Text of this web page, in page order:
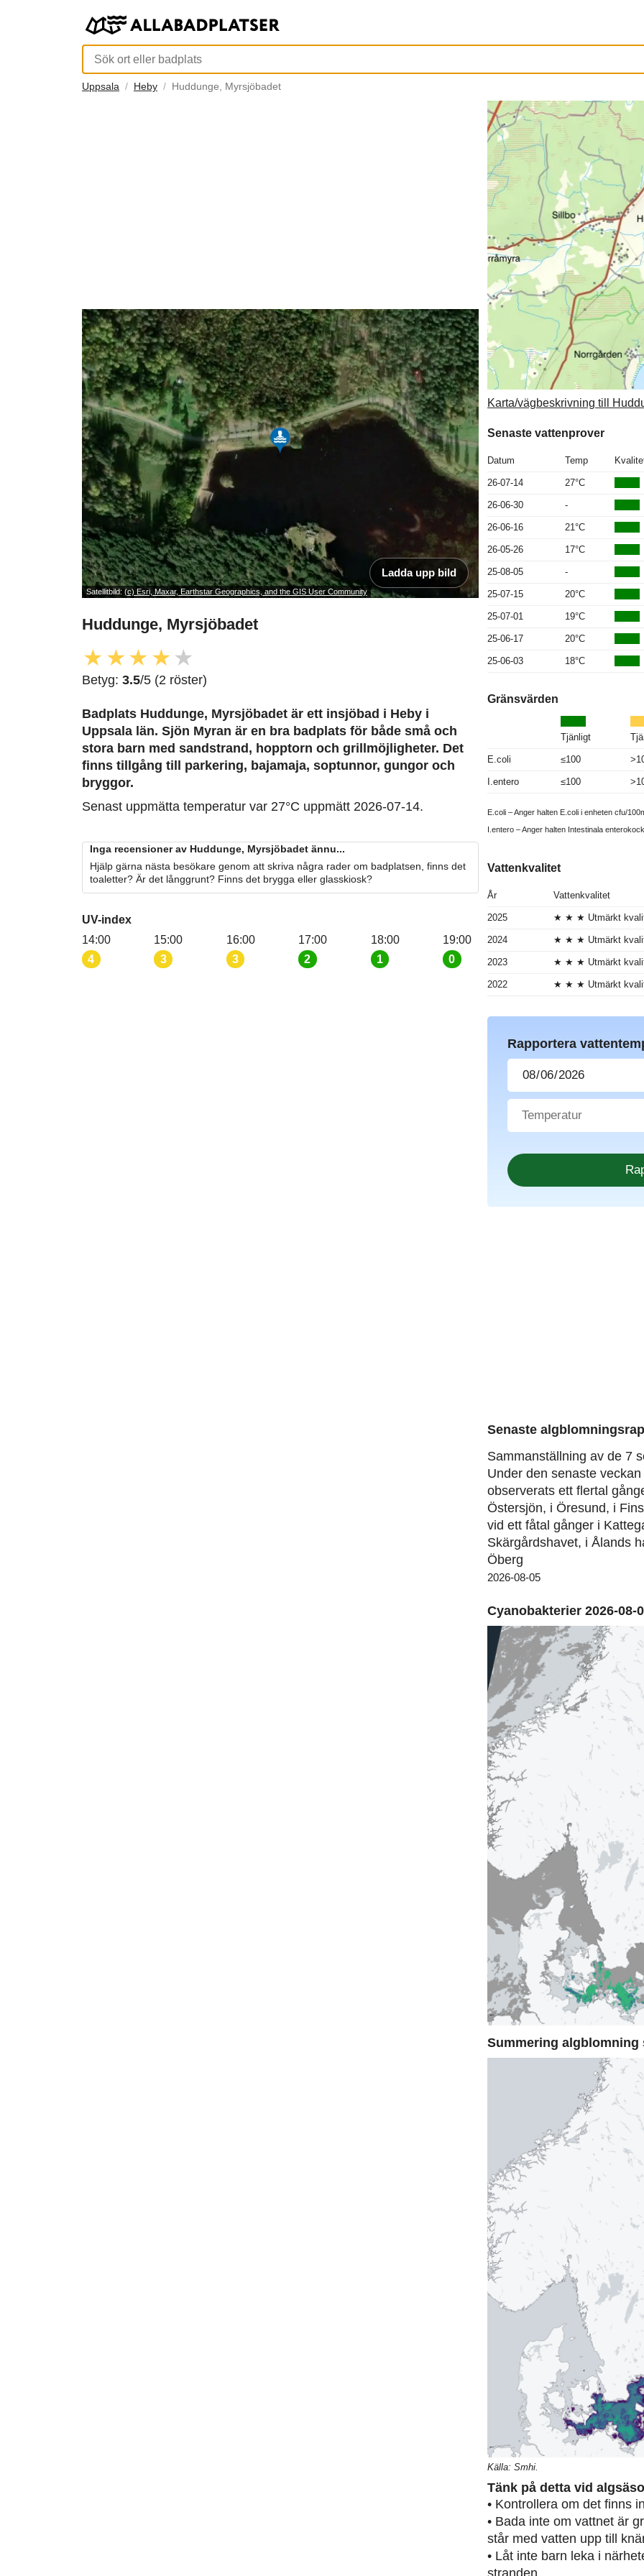
Uppsala Heby Huddunge, Myrsjöbadet
Satellitbild: (c) Esri, Maxar, Earthstar Geographics, and the GIS User Community
Ladda upp bild
Huddunge, Myrsjöbadet
★ ★★ ★ ★
Betyg: 3.5/5 (2 röster)
Badplats Huddunge, Myrsjöbadet är ett insjöbad i Heby i
Uppsala län. Sjön Myran är en bra badplats för både små och
stora barn med sandstrand, hopptorn och grillmöjligheter. Det
finns tillgång till parkering, bajamaja, soptunnor, gungor och
bryggor.
Senast uppmätta temperatur var 27°C uppmätt 2026-07-14.
Inga recensioner av Huddunge, Myrsjöbadet ännu...
Hjälp gärna nästa besökare genom att skriva några rader om badplatsen, finns det
toaletter? Är det långgrunt? Finns det brygga eller glasskiosk?
UV-index
14:00
4
15:00
3
16:00
3
17:00
2
18:00
1
19:00
0
Karta/vägbeskrivning till
Senaste vattenprover
Datum Temp
26-07-14 27°C
26-06-30 -
26-06-16 21°C
26-05-26 17°C
25-08-05 -
25-07-15 20°C
25-07-01 19°C
25-06-17 20°C
25-06-03 18°C
Gränsvärden
Tjänligt
E.coli ≤100
I.entero ≤100
E.coli – Anger halten E.coli i enheten cfu/
I.entero – Anger halten Intestinala
Vattenkvalitet
År Vattenkvalitet
2025 ★ ★ ★ Utmärkt
2024 ★ ★ ★ Utmärkt
2023 ★ ★ ★ Utmärkt
2022 ★ ★ ★ Utmärkt
Rapportera
Senaste
Sammanställning av de 7
Under den senaste
observerats ett flertal
Östersjön, i Öresund, i
vid ett fåtal gånger i
Skärgårdshavet, i Ålands
Öberg
2026-08-05
Cyanobakterier 2026-08-
Summering algblomning
Källa: Smhi.
Tänk på detta vid
• Kontrollera om det finns
• Bada inte om vattnet är
står med vatten upp till
• Låt inte barn leka i